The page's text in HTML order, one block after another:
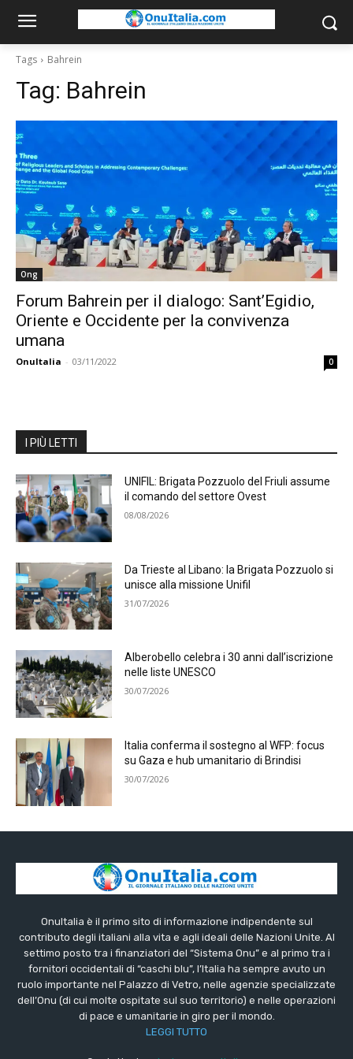
Tags Bahrein
Tag: Bahrein
Ong
Forum Bahrein per il dialogo: Sant’Egidio,
Oriente e Occidente per la convivenza
umana
OnuItalia - 03/11/2022 0
I PIÙ LETTI
UNIFIL: Brigata Pozzuolo del Friuli assume
il comando del settore Ovest
08/08/2026
Da Trieste al Libano: la Brigata Pozzuolo si
unisce alla missione Unifil
31/07/2026
Alberobello celebra i 30 anni dall’iscrizione
nelle liste UNESCO
30/07/2026
Italia conferma il sostegno al WFP: focus
su Gaza e hub umanitario di Brindisi
30/07/2026
OnuItalia è il primo sito di informazione indipendente sul
contributo degli italiani alla vita e agli ideali delle Nazioni Unite. Al
settimo posto tra i finanziatori del “Sistema Onu” e al primo tra i
fornitori occidentali di “caschi blu”, l’Italia ha sempre avuto un
ruolo importante nel Palazzo di Vetro, nelle agenzie specializzate
dell’Onu (di cui molte ospitate sul suo territorio) e nelle operazioni
di pace e umanitarie in giro per il mondo.
LEGGI TUTTO